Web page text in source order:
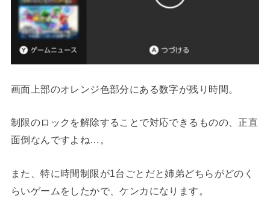
画面上部のオレンジ色部分にある数字が残り時間。
制限のロックを解除することで対応できるものの、正直
面倒なんですよね…。
また、特に時間制限が1台ごとだと姉弟どちらがどのく
らいゲームをしたかで、ケンカになります。